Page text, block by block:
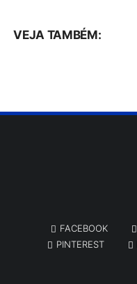
VEJA TAMBÉM:
FACEBOOK
PINTEREST